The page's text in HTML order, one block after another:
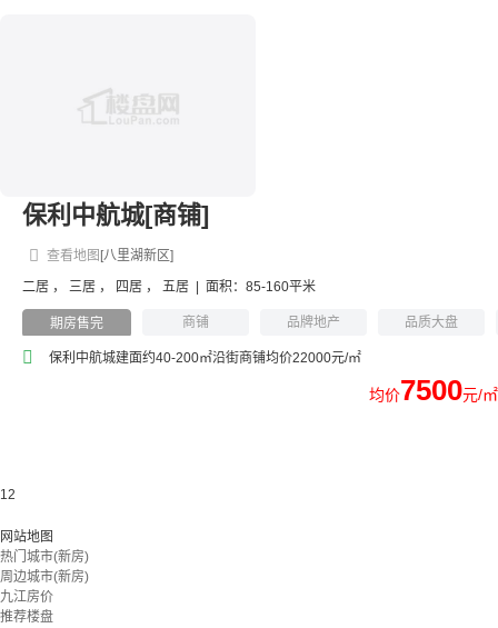
保利中航城[商铺]
[八里湖新区]
查看地图
二居 ， 三居 ， 四居 ， 五居 面积：85-160平米
期房售完 商铺 品牌地产
品质大盘
写字楼
购物方便
保利中航城建面约40-200㎡沿街商铺均价22000元/㎡
均价7500元/㎡
12
网站地图
热门城市(新房)
周边城市(新房)
九江房价
推荐楼盘